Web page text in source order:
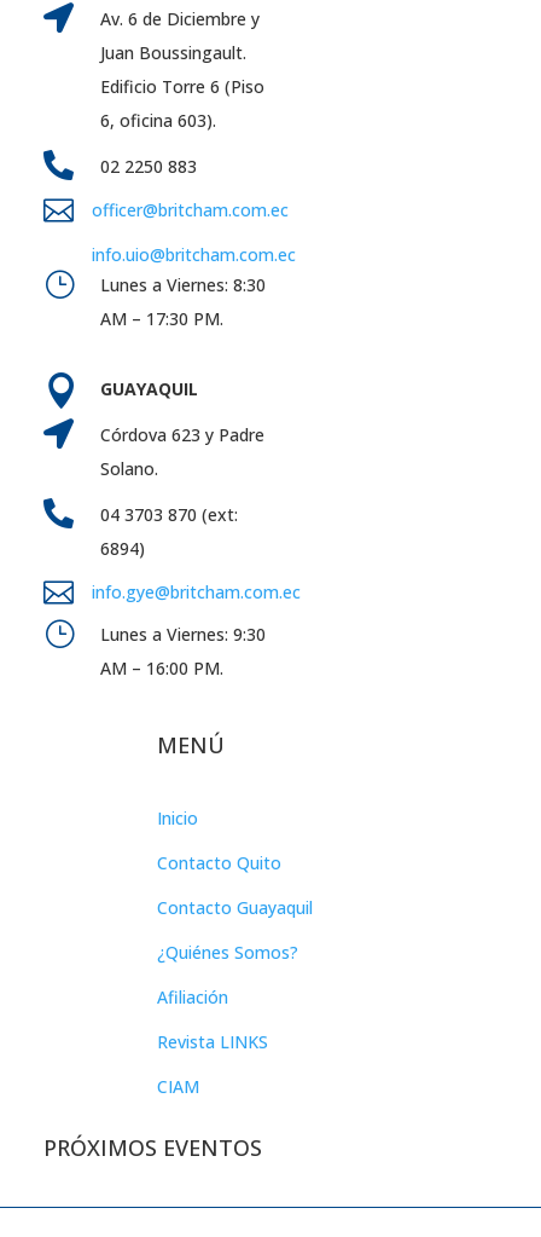

Av. 6 de Diciembre y
Juan Boussingault.
Edificio Torre 6 (Piso
6, oficina 603).
 02 2250 883

officer@britcham.com.ec
info.uio@britcham.com.ec
}
Lunes a Viernes: 8:30
AM – 17:30 PM.
 GUAYAQUIL

Córdova 623 y Padre
Solano.

04 3703 870 (ext:
6894)
 info.gye@britcham.com.ec
}
Lunes a Viernes: 9:30
AM – 16:00 PM.
MENÚ
Inicio
Contacto Quito
Contacto Guayaquil
¿Quiénes Somos?
Afiliación
Revista LINKS
CIAM
PRÓXIMOS EVENTOS